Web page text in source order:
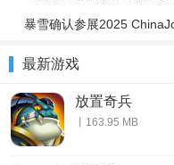
暴雪确认参展2025
最新游戏
放置奇兵
丨163.95 MB